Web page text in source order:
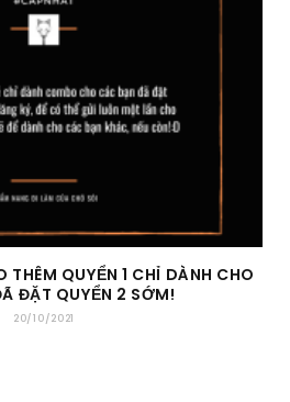
QUYỂN 1 CHỈ DÀNH CHO
ĐẶT QUYỂN 2 SỚM!
20/10/2021